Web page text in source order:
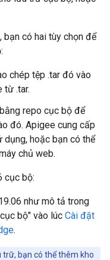
có hai tùy chọn để
chép tệp .tar đó vào
từ .tar.
repo cục bộ để
đó. Apigee cung cấp
hoặc bạn có thể
chủ web.
cục bộ:
như mô tả trong
bộ" vào lúc Cài đặt
.
trữ, bạn có thể thêm kho